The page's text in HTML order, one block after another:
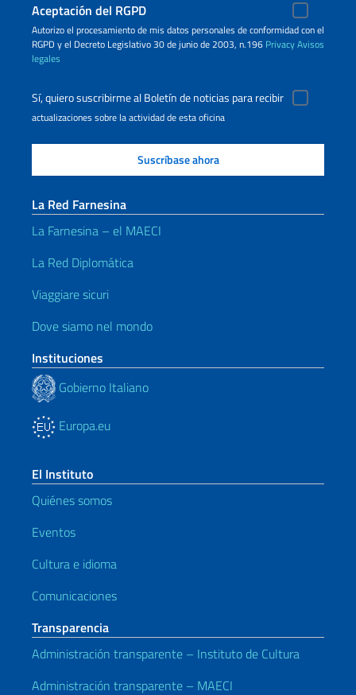
Aceptación del RGPD
Autorizo ​​el procesamiento de mis datos personales de conformidad con el
RGPD y el Decreto Legislativo 30 de junio de 2003, n.196 PrivacyAvisos
legales
Sí, quiero suscribirme al Boletín de noticias para recibir
actualizaciones sobre la actividad de esta oficina
La Red Farnesina
La Farnesina – el MAECI
La Red Diplomática
Viaggiare sicuri
Dove siamo nel mondo
Instituciones
Gobierno Italiano
Europa.eu
El Instituto
Quiénes somos
Eventos
Cultura e idioma
Comunicaciones
Transparencia
Administración transparente – Instituto de Cultura
Administración transparente – MAECI